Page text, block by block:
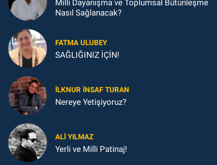
Milli Dayanışma ve Toplumsal Bütünleşme
Nasıl Sağlanacak?
FATMA ULUBEY
SAĞLIĞINIZ İÇİN!
İLKNUR İNSAF TURAN
Nereye Yetişiyoruz?
ALI YILMAZ
Yerli ve Milli Patinaj!